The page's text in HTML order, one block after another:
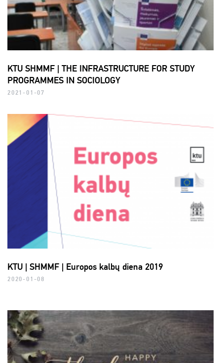
KTU SHMMF | THE INFRASTRUCTURE FOR STUDY
PROGRAMMES IN SOCIOLOGY
2021-01-07
KTU | SHMMF | Europos kalbų diena 2019
2020-01-08